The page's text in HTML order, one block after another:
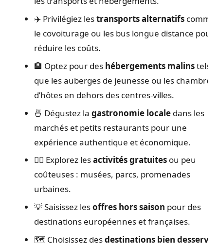
✈️ Privilégiez lestransports alternatifscomme
le covoiturage ou les bus longue distance pour
réduire les coûts.
🏨 Optez pour des hébergements malinstels
que les auberges de jeunesse ou les chambres
d’hôtes en dehors des centres-villes.
🍜 Dégustez la gastronomie localedans les
marchés et petits restaurants pour une
expérience authentique et économique.
🚶‍♀️ Explorez lesactivités gratuitesou peu
coûteuses : musées, parcs, promenades
urbaines.
💡 Saisissez lesoffres hors saison pour des
destinations européennes et françaises.
🗺️ Choisissez desdestinations bien